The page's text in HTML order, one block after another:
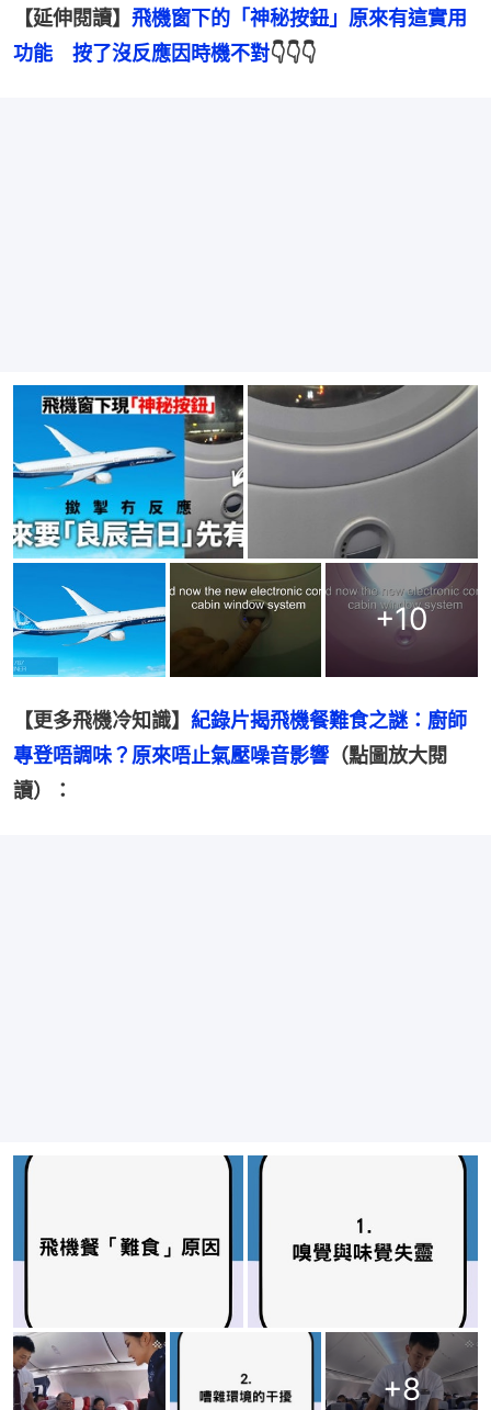
【延伸閱讀】 飛機窗下的「神秘按鈕」原來有這實用
功能　按了沒反應因時機不對👇👇👇
+10
【更多飛機冷知識】 紀錄片揭飛機餐難食之謎：廚師
專登唔調味？原來唔止氣壓噪音影響 （點圖放大閱
讀）：
+8